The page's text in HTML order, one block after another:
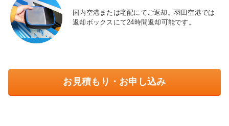
国内空港または宅配にてご返却。羽田空港では
返却ボックスにて24時間返却可能です。
お見積もり・お申し込み